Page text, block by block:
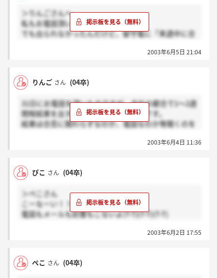
でもでも、フォーシーズンはそれだけ時間をかけて、
真剣に選んでくださってるんですよね！あぁますます
好きになってしまうヾ(≧∇≦)〃
＞りんごさんへ
私もお電話頂いたよ。
でも出られなかったんだけど、留守電に「来週中に合
ってたよ。だから、明日あさってまでに来るのかなっ
ってた？じゃあ来週って事もあるかもね。会社の都
合…？？なんなんだろう…。
2003年6月5日 21:04
りんご さん (04卒)
31日にお電話を頂いたのですが、会社の都合で1～2週
間程結果を出すのが遅れてしまうそうです。
結果は合否に関わらずなのか、電話なのか等聞くのを
2003年6月4日 11:36
ぴこ さん (04卒)
＞ぺこさん
こーなーい！！！
電話もメールも封書もこないよ(T-T)(T-T)(T-T)
つめてるけど、信じて待ちます(＞_&lt;)ヽ
れ、私も「いつ頃わかるんでしょうか？」って聞い
て、「五月中には」って言われたのですが、予定は未
2003年6月2日 17:55
ぺこ さん (04卒)